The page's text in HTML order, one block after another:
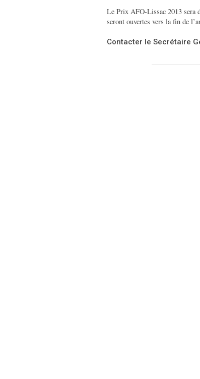
Le Prix AFO-Lissac 2013 sera
seront ouvertes vers la fin de
Contacter le Secrétaire